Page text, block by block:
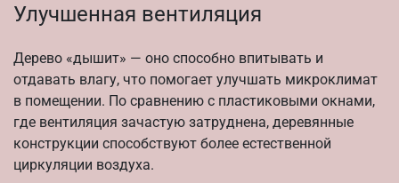
Улучшенная вентиляция
Дерево «дышит» — оно способно впитывать и
отдавать влагу, что помогает улучшать микроклимат
в помещении. По сравнению с пластиковыми окнами,
где вентиляция зачастую затруднена, деревянные
конструкции способствуют более естественной
циркуляции воздуха.